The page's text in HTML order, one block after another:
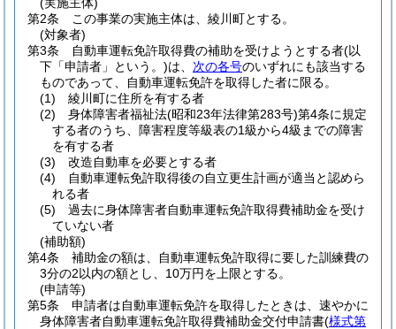
第2条
この事業の実施主体は、綾川町とする。
(対象者)
第3条
自動車運転免許取得費の補助を受けようとする者(以
下「申請者」という。)は、 次の各号のいずれにも該当する
ものであって、自動車運転免許を取得した者に限る。
(1)
綾川町に住所を有する者
(2)
身体障害者福祉法(昭和23年法律第283号)第4条に規定
する者のうち、障害程度等級表の1級から4級までの障害
を有する者
(3)
改造自動車を必要とする者
(4)
自動車運転免許取得後の自立更生計画が適当と認めら
れる者
(5)
過去に身体障害者自動車運転免許取得費補助金を受け
ていない者
(補助額)
第4条
補助金の額は、自動車運転免許取得に要した訓練費の
3分の2以内の額とし、10万円を上限とする。
(申請等)
第5条
申請者は自動車運転免許を取得したときは、速やかに
身体障害者自動車運転免許取得費補助金交付申請書(様式第